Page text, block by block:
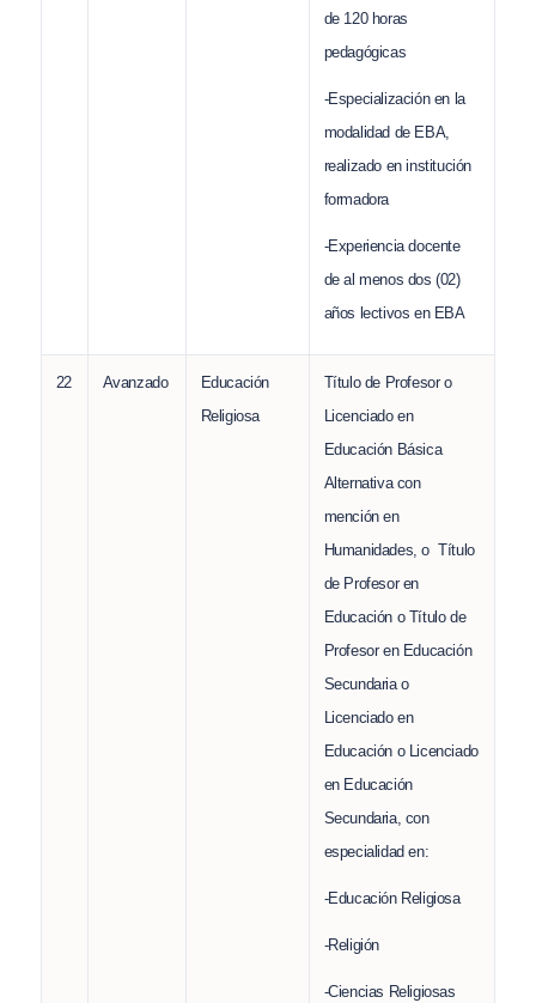
de 120 horas
pedagógicas
-Especialización en la
modalidad de EBA,
realizado en institución
formadora
-Experiencia docente
de al menos dos (02)
años lectivos en EBA
22 Avanzado
Educación
Religiosa
Título de Profesor o
Licenciado en
Educación Básica
Alternativa con
mención en
Humanidades, o Título
de Profesor en
Educación o Título de
Profesor en Educación
Secundaria o
Licenciado en
Educación o Licenciado
en Educación
Secundaria, con
especialidad en:
-Educación Religiosa
-Religión
-Ciencias Religiosas